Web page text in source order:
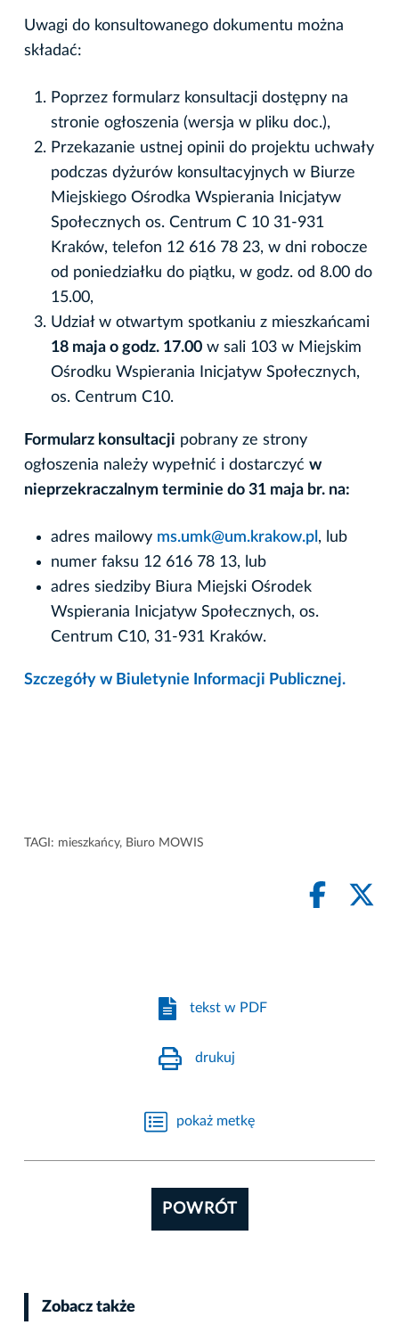
Uwagi do konsultowanego dokumentu można
składać:
Poprzez formularz konsultacji dostępny na
stronie ogłoszenia (wersja w pliku doc.),
Przekazanie ustnej opinii do projektu uchwały
podczas dyżurów konsultacyjnych w Biurze
Miejskiego Ośrodka Wspierania Inicjatyw
Społecznych os. Centrum C 10 31-931
Kraków, telefon 12 616 78 23, w dni robocze
od poniedziałku do piątku, w godz. od 8.00 do
15.00,
Udział w otwartym spotkaniu z mieszkańcami
18 maja o godz. 17.00 w sali 103 w Miejskim
Ośrodku Wspierania Inicjatyw Społecznych,
os. Centrum C10.
Formularz konsultacji pobrany ze strony
ogłoszenia należy wypełnić i dostarczyć w
nieprzekraczalnym terminie do 31 maja br. na:
adres mailowy ms.umk@um.krakow.pl , lub
numer faksu 12 616 78 13, lub
adres siedziby Biura Miejski Ośrodek
Wspierania Inicjatyw Społecznych, os.
Centrum C10, 31-931 Kraków.
Szczegóły w Biuletynie Informacji Publicznej.
TAGI: mieszkańcy, Biuro MOWIS
tekst w PDF
drukuj
pokaż metkę
POWRÓT
Zobacz także